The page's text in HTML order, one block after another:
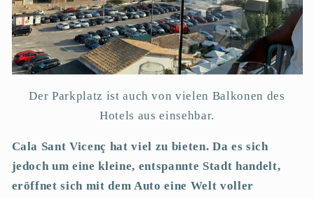
Der Parkplatz ist auch von vielen Balkonen des
Hotels aus einsehbar.
Cala Sant Vicenç hat viel zu bieten. Da es sich
jedoch um eine kleine, entspannte Stadt handelt,
eröffnet sich mit dem Auto eine Welt voller